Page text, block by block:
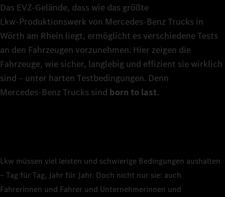
Das EVZ-Gelände, dass wie das größte
Lkw‑Produktionswerk von Mercedes‑Benz Trucks in
Wörth am Rhein liegt, ermöglicht es verschiedene Tests
an den Fahrzeugen vorzunehmen. Hier zeigen die
Fahrzeuge, wie sicher, langlebig und effizient sie wirklich
sind – unter harten Testbedingungen. Denn
Mercedes‑Benz Trucks sind born to last.
Lkw müssen viel leisten und schwierige Bedingungen aushalten
– Tag für Tag, Jahr für Jahr. Doch nicht nur sie: auch
Fahrerinnen und Fahrer und Unternehmerinnen und